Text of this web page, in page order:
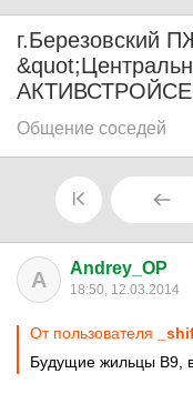
г.Березовский
Общение соседей
A Andrey_OP
18:50, 12.03.2014
От пользователя
Будущие жильцы В9,